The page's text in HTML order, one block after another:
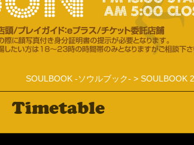
SOULBOOK -ソウルブック- > SOULBOOK
Timetable